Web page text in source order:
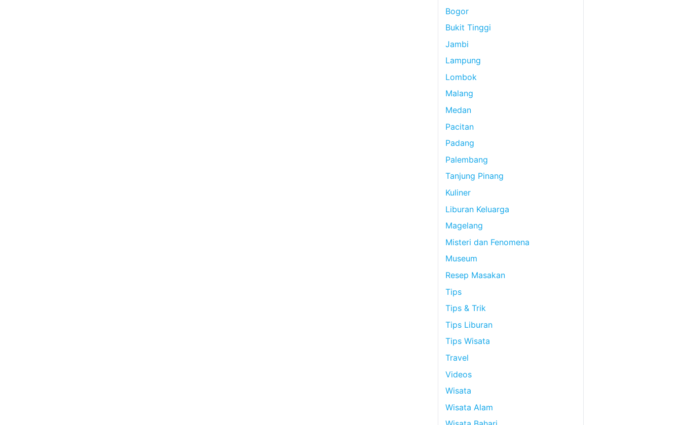
Bogor
Bukit Tinggi
Jambi
Lampung
Lombok
Malang
Medan
Pacitan
Padang
Palembang
Tanjung Pinang
Kuliner
Liburan Keluarga
Magelang
Misteri dan Fenomena
Museum
Resep Masakan
Tips
Tips & Trik
Tips Liburan
Tips Wisata
Travel
Videos
Wisata
Wisata Alam